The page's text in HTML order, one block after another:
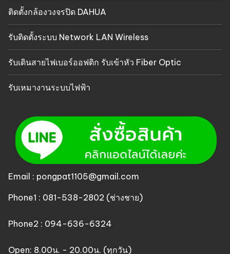
ติดตั้งกล้องวงจรปิด DAHUA
รับติดตั้งระบบ Network LAN Wireless
รับเดินสายไฟเบอร์ออฟติก รับเข้าหัว Fiber Optic
รับเหมางานระบบไฟฟ้า
Email : pongpat1105@gmail.com
Phone1 : 081-538-2802 (ช่างชาย)
Phone2 : 094-636-6324
Open: 8.00น. - 20.00น. (ทุกวัน)